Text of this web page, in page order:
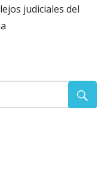
judiciales del